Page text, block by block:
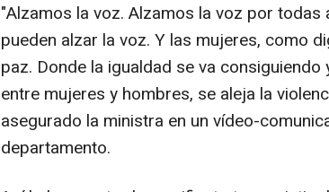
"Alzamos la voz. Alzamos la voz por todas
pueden alzar la voz. Y las mujeres, como
paz. Donde la igualdad se va
entre mujeres y hombres, se aleja la
asegurado la ministra en un vídeo-
departamento.